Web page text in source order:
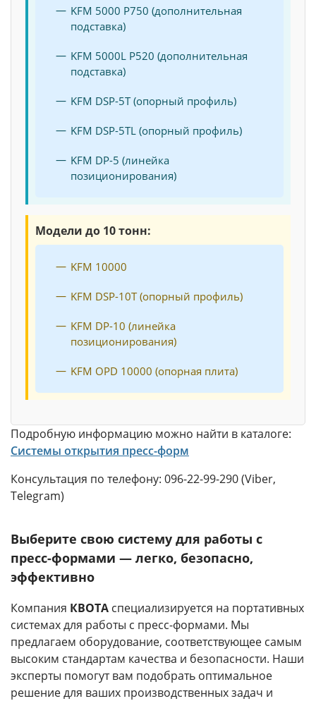
KFM 5000 P750 (дополнительная
подставка)
KFM 5000L P520 (дополнительная
подставка)
KFM DSP-5T (опорный профиль)
KFM DSP-5TL (опорный профиль)
KFM DP-5 (линейка
позиционирования)
Модели до 10 тонн:
KFM 10000
KFM DSP-10T (опорный профиль)
KFM DP-10 (линейка
позиционирования)
KFM OPD 10000 (опорная плита)
Подробную информацию можно найти в каталоге:
Системы открытия пресс-форм
Консультация по телефону: 096-22-99-290 (Viber,
Telegram)
Выберите свою систему для работы с
пресс-формами — легко, безопасно,
эффективно
Компания КВОТА специализируется на портативных
системах для работы с пресс-формами. Мы
предлагаем оборудование, соответствующее самым
высоким стандартам качества и безопасности. Наши
эксперты помогут вам подобрать оптимальное
решение для ваших производственных задач и